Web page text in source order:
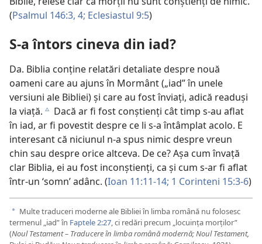
(Psalmul 146:3, 4; Eclesiastul 9:5)
S-a întors cineva din iad?
Da. Biblia conține relatări detaliate despre nouă
oameni care au ajuns în Mormânt („iad” în unele
versiuni ale Bibliei) și care au fost înviați, adică readuși
la viață. c Dacă ar fi fost conștienți cât timp s-au aflat
în iad, ar fi povestit despre ce li s-a întâmplat acolo. E
interesant că niciunul n-a spus nimic despre vreun
chin sau despre orice altceva. De ce? Așa cum învață
clar Biblia, ei au fost inconștienți, ca și cum s-ar fi aflat
într-un ‘somn’ adânc. (Ioan 11:11-14; 1 Corinteni 15:3-6)
a Multe traduceri moderne ale Bibliei în limba română nu folosesc
termenul „iad” în Faptele 2:27, ci redări precum „locuința morților”
(Noul Testament – Traducere în limba română modernă; Noul Testament,